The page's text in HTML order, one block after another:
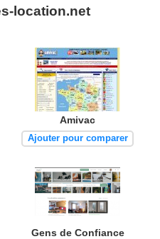
location.net
Amivac
Ajouter pour comparer
Gens de Confiance